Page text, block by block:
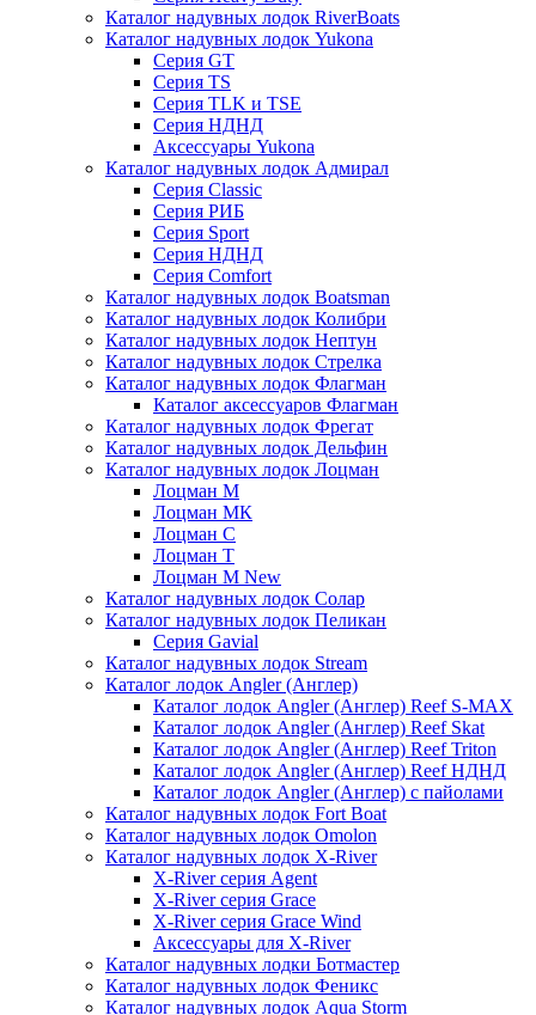
Каталог надувных лодок RiverBoats
Каталог надувных лодок Yukona
Серия GT
Серия TS
Серия TLK и TSE
Серия НДНД
Аксессуары Yukona
Каталог надувных лодок Адмирал
Серия Classic
Серия РИБ
Серия Sport
Серия НДНД
Серия Comfort
Каталог надувных лодок Boatsman
Каталог надувных лодок Колибри
Каталог надувных лодок Нептун
Каталог надувных лодок Стрелка
Каталог надувных лодок Флагман
Каталог аксессуаров Флагман
Каталог надувных лодок Фрегат
Каталог надувных лодок Дельфин
Каталог надувных лодок Лоцман
Лоцман М
Лоцман МК
Лоцман С
Лоцман Т
Лоцман М New
Каталог надувных лодок Солар
Каталог надувных лодок Пеликан
Серия Gavial
Каталог надувных лодок Stream
Каталог лодок Angler (Англер)
Каталог лодок Angler (Англер) Reef S-MAX
Каталог лодок Angler (Англер) Reef Skat
Каталог лодок Angler (Англер) Reef Triton
Каталог лодок Angler (Англер) Reef НДНД
Каталог лодок Angler (Англер) с пайолами
Каталог надувных лодок Fort Boat
Каталог надувных лодок Omolon
Каталог надувных лодок X-River
X-River серия Agent
X-River серия Grace
X-River серия Grace Wind
Аксессуары для X-River
Каталог надувных лодки Ботмастер
Каталог надувных лодок Феникc
Каталог надувных лодок Aqua Storm